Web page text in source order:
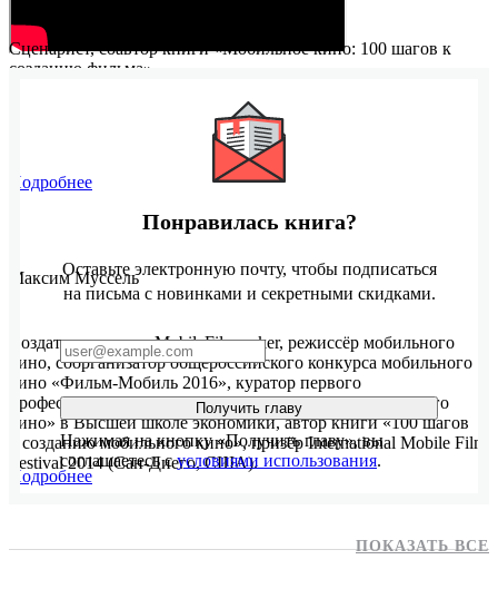
Сценарист, соавтор книги «Мобильное кино: 100 шагов к
созданию фильма».
Подробнее
Максим Муссель
Создатель проекта MobileFilmmaker, режиссёр мобильного
кино, соорганизатор общероссийского конкурса мобильного
кино «Фильм-Мобиль 2016», куратор первого
профессионального курса «Основы создания мобильного
кино» в Высшей школе экономики, автор книги «100 шагов
к созданию мобильного кино», призёр International Mobile Film
Festival 2014 (Сан-Диего, США).
Подробнее
Понравилась книга?
Оставьте электронную почту, чтобы подписаться
на письма с новинками и секретными скидками.
Получить главу
Нажимая на кнопку «Получить главу», вы
соглашаетесь сусловиями использования.
ПОКАЗАТЬ ВСЕ